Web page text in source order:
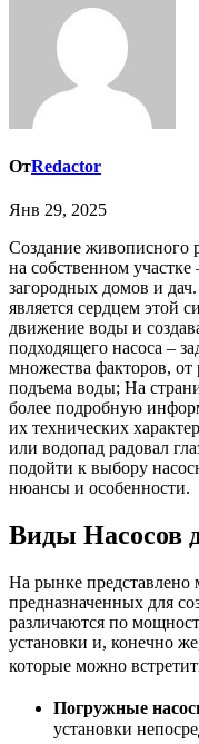
ОтRedactor
Янв 29, 2025
Создание живописного ручья или величественного водопада
на собственном
загородных домов и
является сердцем этой
движение воды и
подходящего насоса –
множества факторов,
подъема воды; На
более подробную
их технических
или водопад радовал
подойти к выбору
нюансы и особенности.
Виды Насосов
На рынке представлено
предназначенных для
различаются по
установки и, конечно
которые можно
Погружные
установки